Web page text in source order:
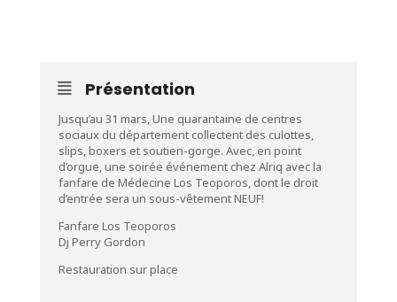
Présentation
Jusqu’au 31 mars, Une quarantaine de centres
sociaux du département collectent des culottes,
slips, boxers et soutien-gorge. Avec, en point
d’orgue, une soirée événement chez Alriq avec la
fanfare de Médecine Los Teoporos, dont le droit
d’entrée sera un sous-vêtement NEUF!
Fanfare Los Teoporos
Dj Perry Gordon
Restauration sur place